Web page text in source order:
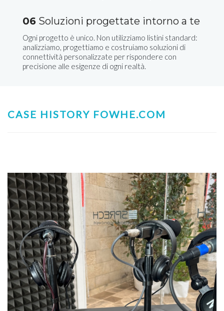
06 Soluzioni progettate intorno a te
Ogni progetto è unico. Non utilizziamo listini standard:
analizziamo, progettiamo e costruiamo soluzioni di
connettività personalizzate per rispondere con
precisione alle esigenze di ogni realtà.
CASE HISTORY FOWHE.COM